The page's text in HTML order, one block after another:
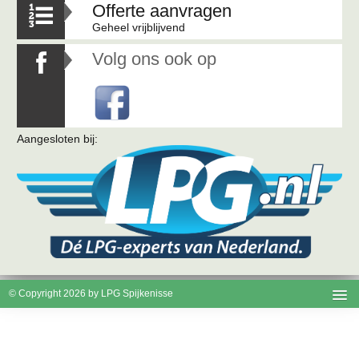
 Offerte aanvragen
Geheel vrijblijvend
 Volg ons ook op
Aangesloten bij:
© Copyright 2026 by LPG Spijkenisse